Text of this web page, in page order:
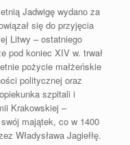
Jadwigę wydano za
się do przyjęcia
Litwy – ostatniego
pod koniec XIV w. trwał
pożycie małżeńskie
politycznej oraz
szpitali i
Krakowskiej –
majątek, co w 1400
Władysława Jagiełłę.